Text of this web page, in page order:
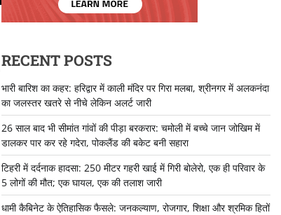
RECENT POSTS
भारी बारिश का कहर: हरिद्वार में काली मंदिर पर गिरा मलबा, श्रीनगर में अलकनंदा
का जलस्तर खतरे से नीचे लेकिन अलर्ट जारी
26 साल बाद भी सीमांत गांवों की पीड़ा बरकरार: चमोली में बच्चे जान जोखिम में
डालकर पार कर रहे गदेरा, पोकलैंड की बकेट बनी सहारा
टिहरी में दर्दनाक हादसा: 250 मीटर गहरी खाई में गिरी बोलेरो, एक ही परिवार के
5 लोगों की मौत; एक घायल, एक की तलाश जारी
धामी कैबिनेट के ऐतिहासिक फैसले: जनकल्याण, रोजगार, शिक्षा और श्रमिक हितों